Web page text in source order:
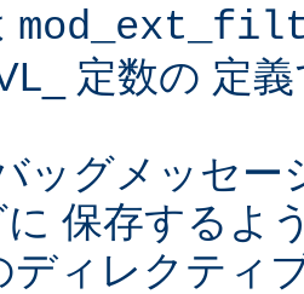
定数の 定
ッグメッセー
に 保存するよ
ディレクティ